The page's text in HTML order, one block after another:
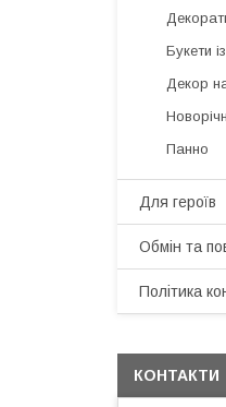
Букети
Декор
Панно
Для героїв
Обмін та
Політика
КОНТАКТИ